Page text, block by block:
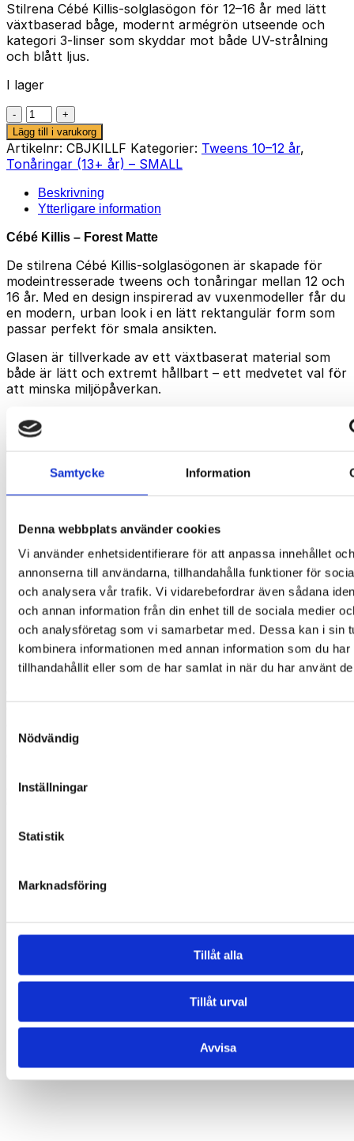
Samtycke Information
Denna webbplats använder cookies
Vi använder enhetsidentifierare för att anpassa innehållet och
annonserna till användarna, tillhandahålla funktioner för
och analysera vår trafik. Vi vidarebefordrar även sådana
och annan information från din enhet till de sociala medier
och analysföretag som vi samarbetar med. Dessa kan i sin
kombinera informationen med annan information som du har
tillhandahållit eller som de har samlat in när du har använt
Nödvändig
Inställningar
Statistik
Marknadsföring
Tillåt alla
Tillåt urval
Avvisa
priset
var:
380,00 kr.
priset
är:
300,00 kr.
Stilrena Cébé Killis-solglasögon för 12–16 år med lätt
växtbaserad båge, modernt armégrön utseende och
kategori 3-linser som skyddar mot både UV-strålning
och blått ljus.
I lager
Cébé
KILLIS
-
Forest
Matte
mängd
Lägg till i varukorg
Artikelnr: CBJKILLF Kategorier: Tweens 10–12 år,
Tonåringar (13+ år) – SMALL
Beskrivning
Ytterligare information
Cébé Killis – Forest Matte
De stilrena Cébé Killis-solglasögonen är skapade för
modeintresserade tweens och tonåringar mellan 12 och
16 år. Med en design inspirerad av vuxenmodeller får du
en modern, urban look i en lätt rektangulär form som
passar perfekt för smala ansikten.
Glasen är tillverkade av ett växtbaserat material som
både är lätt och extremt hållbart – ett medvetet val för
att minska miljöpåverkan.
Zone Blue Light Grey Cat. 3-linserna ger full UV400-
skydd samt filtrering av skadligt blått ljus, vilket är
idealiskt för unga ögon – både på soliga dagar och vid
längre vistelser utomhus.
Specifikationer:
Mått: Bredd 50,97 mm · Höjd 39,15 mm · Näsbro
17,2 mm · Stånglängd 118,95 mm
Storlek: Small (S)
Ålder: 12–16 år
Stelfärg: Forest Matte
Linstyp: Zone Blue Light Grey – kategori 3 (UV400
+ blåljusskydd)
Material: Växtbaserad bioplast – lätt och robust
Lämplig för: Pojkar och flickor som vill ha både
funktion och stil
Kända för sin innovativa design och höga kvalitet, har
om det är på berget, i staden eller på vattnet levererar
Vikt 50 g